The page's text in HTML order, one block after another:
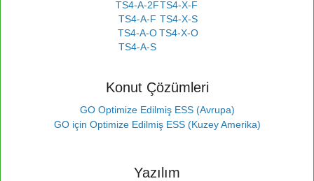
TS4-A-2F
TS4-A-F
TS4-A-O
TS4-A-S
TS4-X-F
TS4-X-S
TS4-X-O
Konut Çözümleri
GO Optimize Edilmiş ESS (Avrupa)
GO için Optimize Edilmiş ESS (Kuzey Amerika)
Yazılım